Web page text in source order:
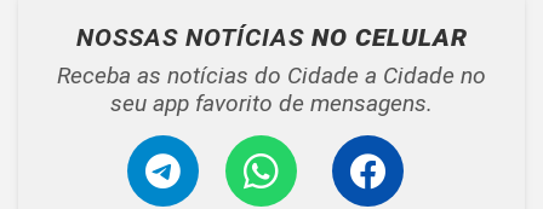
NOSSAS NOTÍCIAS NO CELULAR
Receba as notícias do Cidade a Cidade no
seu app favorito de mensagens.